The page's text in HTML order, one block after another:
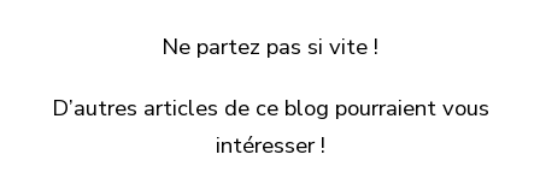
Ne partez pas si vite !
D’autres articles de ce blog pourraient vous
intéresser !